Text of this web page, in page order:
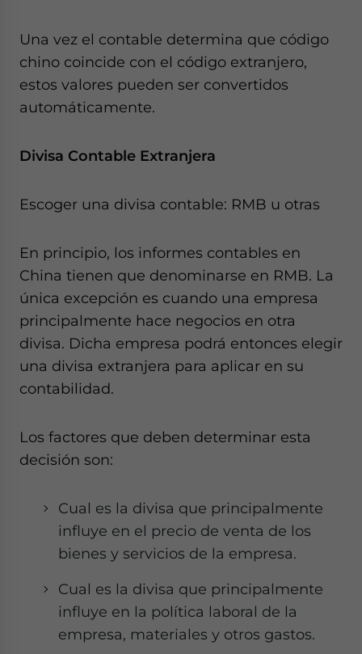
Una vez el contable determina que código
chino coincide con el código extranjero,
estos valores pueden ser convertidos
automáticamente.
Divisa Contable Extranjera
Escoger una divisa contable: RMB u otras
En principio, los informes contables en
China tienen que denominarse en RMB. La
única excepción es cuando una empresa
principalmente hace negocios en otra
divisa. Dicha empresa podrá entonces elegir
una divisa extranjera para aplicar en su
contabilidad.
Los factores que deben determinar esta
decisión son:
Cual es la divisa que principalmente
influye en el precio de venta de los
bienes y servicios de la empresa.
Cual es la divisa que principalmente
influye en la política laboral de la
empresa, materiales y otros gastos.